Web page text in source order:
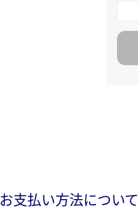
お支払い方法について